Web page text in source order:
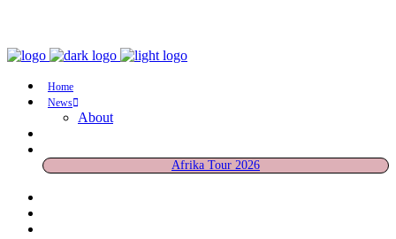
Home
News
About
Afrika Tour 2026